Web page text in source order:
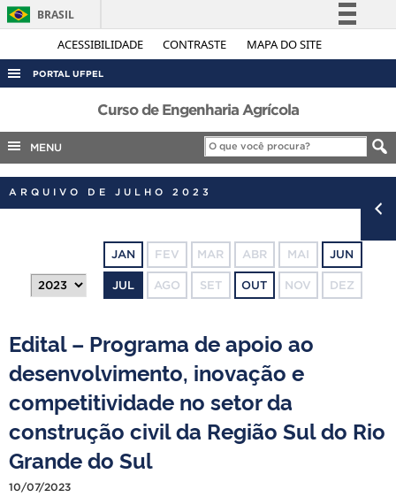
ACESSIBILIDADE CONTRASTE MAPA DO SITE
BRASIL
Simplifique!
Acesso à informação
Legislação
Canais
PORTAL UFPEL
ACESSO À INFORMAÇÃO
AUDITORIA
COBALTO
CONCURSOS
OUVIDORIA
TELEFONES
Curso de Engenharia Agrícola
MENU
ARQUIVO DE JULHO 2023
JAN FEV MAR ABR MAI JUN
JUL AGO SET OUT NOV DEZ
Edital – Programa de apoio ao
desenvolvimento, inovação e
competitividade no setor da
construção civil da Região Sul do Rio
Grande do Sul
10/07/2023